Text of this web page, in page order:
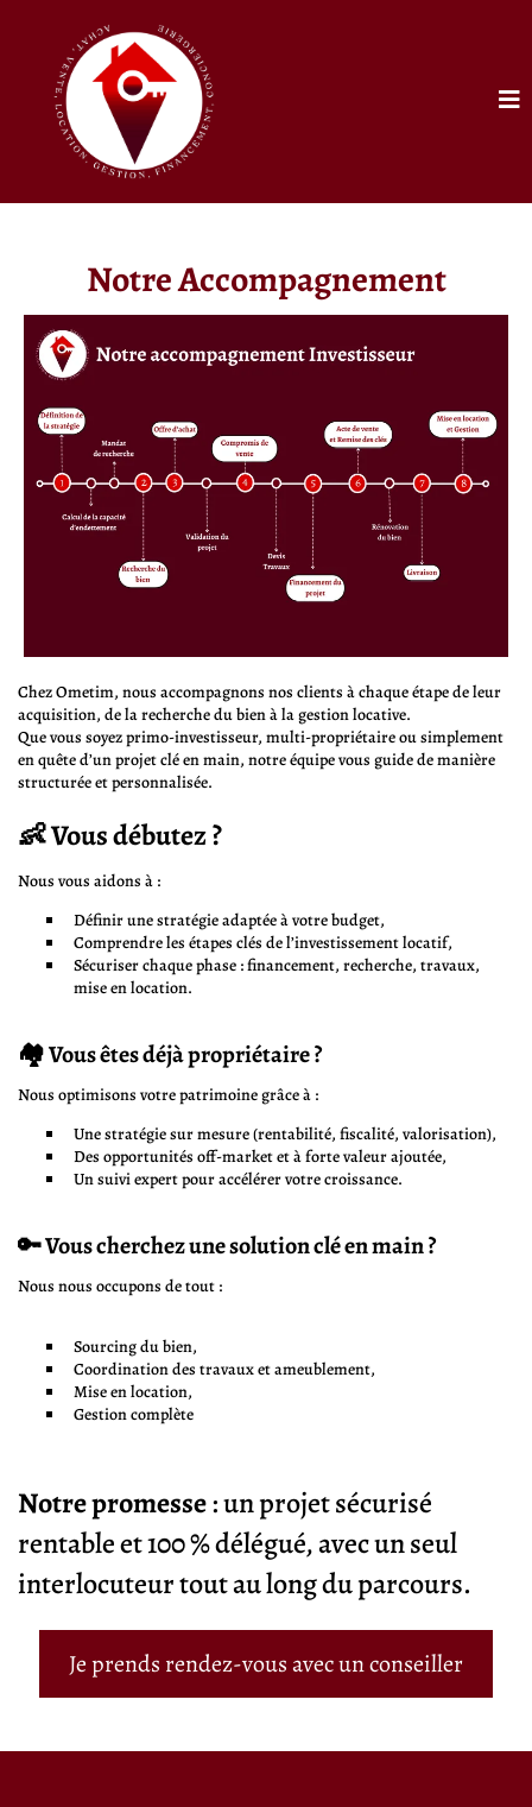
Notre Accompagnement
Chez Ometim, nous accompagnons nos clients à chaque étape de leur
acquisition, de la recherche du bien à la gestion locative.
Que vous soyez primo-investisseur, multi-propriétaire ou simplement
en quête d’un projet clé en main, notre équipe vous guide de manière
structurée et personnalisée.
👶 Vous débutez ?
Nous vous aidons à :
Définir une stratégie adaptée à votre budget,
Comprendre les étapes clés de l’investissement locatif,
Sécuriser chaque phase : financement, recherche, travaux,
mise en location.
🏘️ Vous êtes déjà propriétaire ?
Nous optimisons votre patrimoine grâce à :
Une stratégie sur mesure (rentabilité, fiscalité, valorisation),
Des opportunités off-market et à forte valeur ajoutée,
Un suivi expert pour accélérer votre croissance.
🔑 Vous cherchez une solution clé en main ?
Nous nous occupons de tout :
Sourcing du bien,
Coordination des travaux et ameublement,
Mise en location,
Gestion complète
Notre promesse: un projet sécurisé
rentable et 100 % délégué, avec un seul
interlocuteur tout au long du parcours.
Je prends rendez-vous avec un conseiller